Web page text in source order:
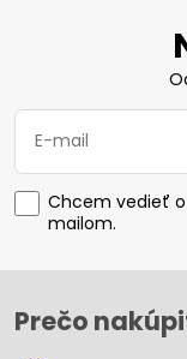
Chcem vedieť
mailom.
Prečo